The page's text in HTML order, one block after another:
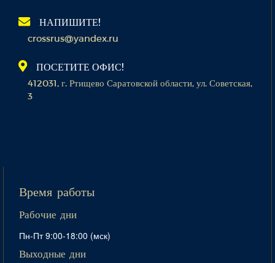
НАПИШИТЕ!
crossrus@yandex.ru
ПОСЕТИТЕ ОФИС!
412031, г. Ртищево Саратовской области, ул. Советская,
3
Время работы
Рабочие дни
Пн-Пт 9:00-18:00 (мск)
Выходные дни